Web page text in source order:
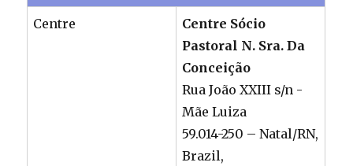
Centre
Centre Sócio
Pastoral N. Sra. Da
Conceição
Rua João XXIII s/n -
Mãe Luiza
59.014-250 – Natal/RN,
Brazil,